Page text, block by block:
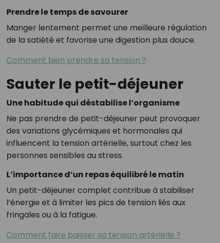
Prendre le temps de savourer
Manger lentement permet une meilleure régulation
de la satiété et favorise une digestion plus douce.
Comment bien prendre sa tension ?
Sauter le petit-déjeuner
Une habitude qui déstabilise l’organisme
Ne pas prendre de petit-déjeuner peut provoquer
des variations glycémiques et hormonales qui
influencent la tension artérielle, surtout chez les
personnes sensibles au stress.
L’importance d’un repas équilibré le matin
Un petit-déjeuner complet contribue à stabiliser
l’énergie et à limiter les pics de tension liés aux
fringales ou à la fatigue.
Comment faire baisser sa tension artérielle ?